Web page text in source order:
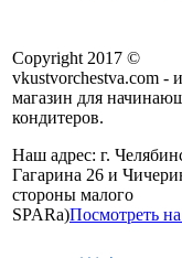
Copyright 2017 ©
vkustvorchestva.com -
магазин для
кондитеров.
Наш адрес: г.
Гагарина 26 и
стороны малого
SPARa)Посмотреть